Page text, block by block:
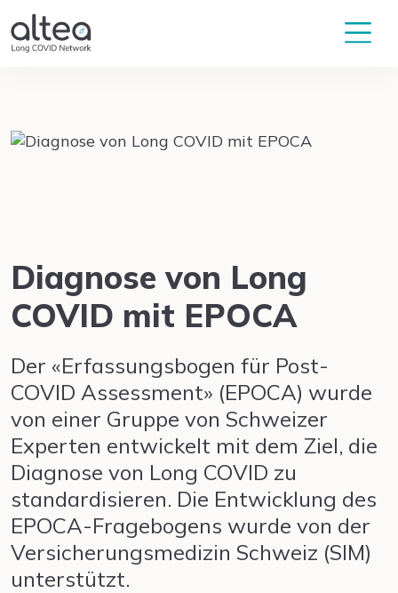
Diagnose von Long
COVID mit EPOCA
Der «Erfassungsbogen für Post-
COVID Assessment» (EPOCA) wurde
von einer Gruppe von Schweizer
Experten entwickelt mit dem Ziel, die
Diagnose von Long COVID zu
standardisieren. Die Entwicklung des
EPOCA-Fragebogens wurde von der
Versicherungsmedizin Schweiz (SIM)
unterstützt.